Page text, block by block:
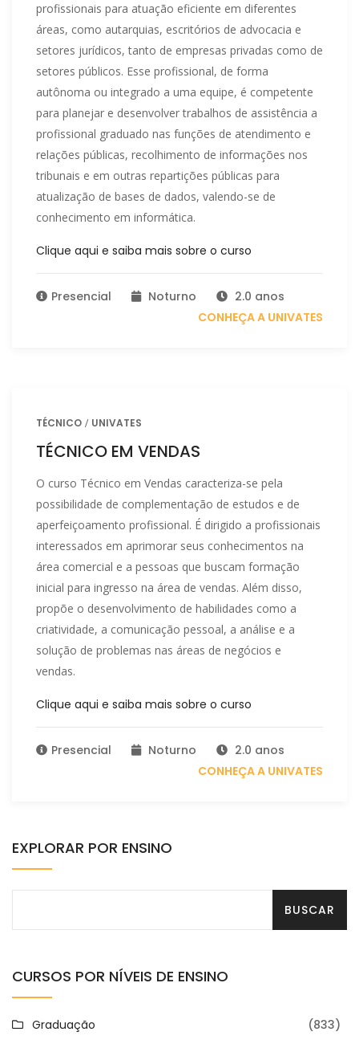
profissionais para atuação eficiente em diferentes
áreas, como autarquias, escritórios de advocacia e
setores jurídicos, tanto de empresas privadas como de
setores públicos. Esse profissional, de forma
autônoma ou integrado a uma equipe, é competente
para planejar e desenvolver trabalhos de assistência a
profissional graduado nas funções de atendimento e
relações públicas, recolhimento de informações nos
tribunais e em outras repartições públicas para
atualização de bases de dados, valendo-se de
conhecimento em informática.
Clique aqui e saiba mais sobre o curso
Presencial Noturno
2.0 anos
CONHEÇA A UNIVATES
TÉCNICO UNIVATES
TÉCNICO EM VENDAS
O curso Técnico em Vendas caracteriza-se pela
possibilidade de complementação de estudos e de
aperfeiçoamento profissional. É dirigido a profissionais
interessados em aprimorar seus conhecimentos na
área comercial e a pessoas que buscam formação
inicial para ingresso na área de vendas. Além disso,
propõe o desenvolvimento de habilidades como a
criatividade, a comunicação pessoal, a análise e a
solução de problemas nas áreas de negócios e
vendas.
Clique aqui e saiba mais sobre o curso
Presencial Noturno
2.0 anos
CONHEÇA A UNIVATES
EXPLORAR POR ENSINO
CURSOS POR NÍVEIS DE ENSINO
Graduação (833)